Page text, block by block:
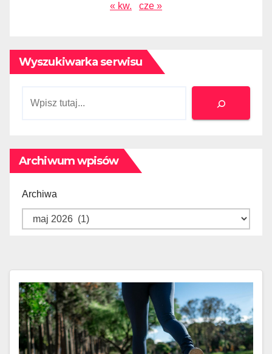
« kw. cze »
Wyszukiwarka serwisu
Szukaj
Archiwum wpisów
Archiwa